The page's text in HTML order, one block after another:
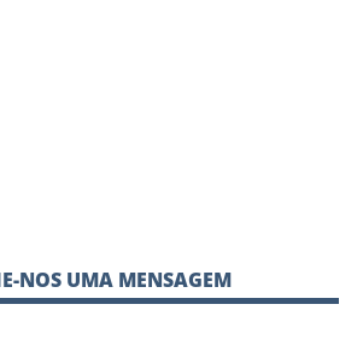
NOS UMA MENSAGEM